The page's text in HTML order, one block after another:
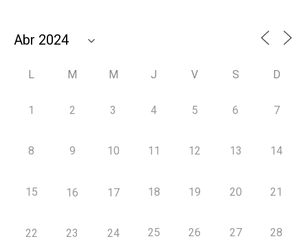
L M M J V S D
1 2 3 4 5 6 7
8 9 10 11 12 13 14
15 16 17 18 19 20 21
22 23 24 25 26 27 28